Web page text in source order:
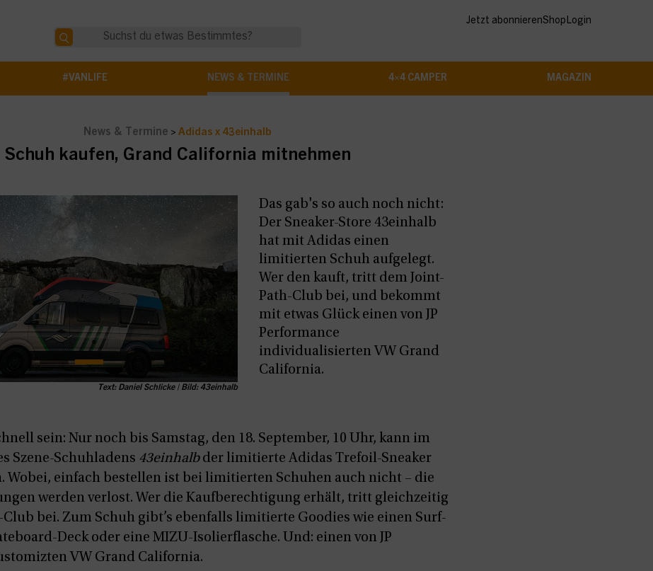
Jetzt abonnierenShop Login
#VANLIFE NEWS & TERMINE 4×4 CAMPER MAGAZIN
News & Termine > Adidas x 43einhalb
Schuh kaufen, Grand California mitnehmen
Text: Daniel Schlicke | Bild: 43einhalb
Das gab's so auch noch nicht:
Der Sneaker-Store 43einhalb
hat mit Adidas einen
limitierten Schuh aufgelegt.
Wer den kauft, tritt dem Joint-
Path-Club bei, und bekommt
mit etwas Glück einen von JP
Performance
individualisierten VW Grand
California.
sein: Nur noch bis Samstag, den 18. September, 10 Uhr, kann im
Szene-Schuhladens 43einhalbder limitierte Adidas Trefoil-Sneaker
Wobei, einfach bestellen ist bei limitierten Schuhen auch nicht – die
werden verlost. Wer die Kaufberechtigung erhält, tritt gleichzeitig
Club bei. Zum Schuh gibt’s ebenfalls limitierte Goodies wie einen Surf-
Deck oder eine MIZU-Isolierflasche. Und: einen von JP
VW Grand California.